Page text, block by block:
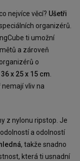
nejvíce věcí? Ušetři
organizérů.
ti umožní
a zároveň
o
x 25 x 15 cm
vliv na
z nylonu ripstop. Je
a odolností
, takže snadno
která ti usnadní